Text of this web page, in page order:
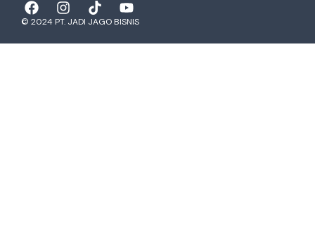
© 2024 PT. JADI JAGO BISNIS